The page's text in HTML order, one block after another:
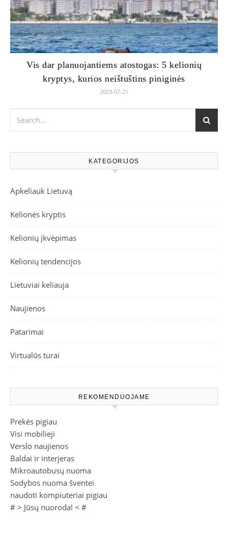
Vis dar planuojantiems atostogas: 5 kelionių
kryptys, kurios neištuštins piniginės
2023-07-21
KATEGORIJOS
Apkeliauk Lietuvą
Kelionės kryptis
Kelionių įkvėpimas
Kelionių tendencijos
Lietuviai keliauja
Naujienos
Patarimai
Virtualūs turai
REKOMENDUOJAME
Prekės pigiau
Visi mobilieji
Verslo naujienos
Baldai ir interjeras
Mikroautobusų nuoma
Sodybos nuoma šventei
naudoti kompiuteriai pigiau
# > Jūsų nuoroda! < #